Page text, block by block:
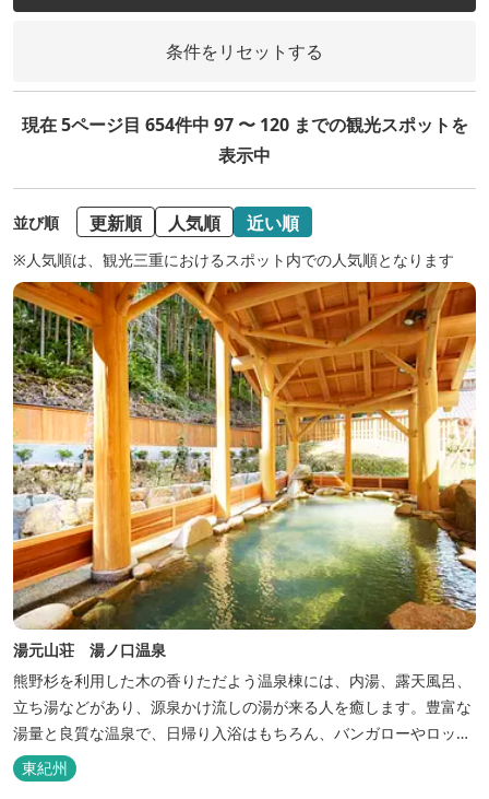
条件をリセットする
現在 5ページ目 654件中 97 〜 120 までの観光スポットを
表示中
並び順 更新順 人気順 近い順
※人気順は、観光三重におけるスポット内での人気順となります
湯元山荘 湯ノ口温泉
熊野杉を利用した木の香りただよう温泉棟には、内湯、露天風呂、
立ち湯などがあり、源泉かけ流しの湯が来る人を癒します。豊富な
湯量と良質な温泉で、日帰り入浴はもちろん、バンガローやロッジ
などの宿泊施設も備えているので、宿泊しながらゆったりと温泉を
楽しむ人も多いです。
東紀州